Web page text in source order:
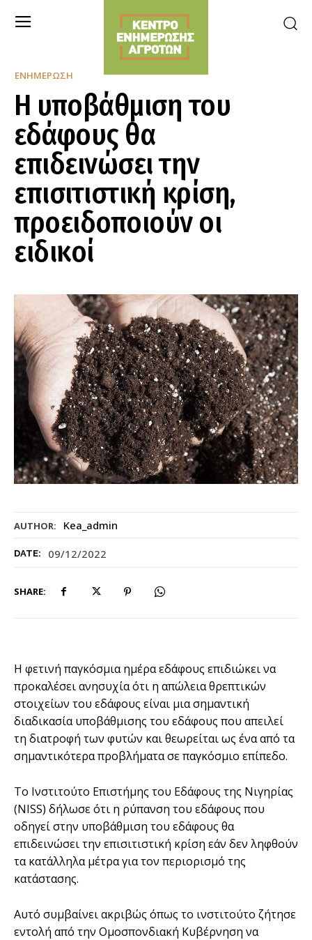
AUTHOR: Kea_admin
DATE: 09/12/2022
SHARE:
ΕΝΗΜΈΡΩΣΗ
Η υποβάθμιση του
εδάφους θα
επιδεινώσει την
επισιτιστική κρίση,
προειδοποιούν οι
ειδικοί
Η φετινή παγκόσμια ημέρα εδάφους επιδιώκει να
προκαλέσει ανησυχία ότι η απώλεια θρεπτικών
στοιχείων του εδάφους είναι μια σημαντική
διαδικασία υποβάθμισης του εδάφους που απειλεί
τη διατροφή των φυτών και θεωρείται ως ένα από τα
σημαντικότερα προβλήματα σε παγκόσμιο επίπεδο.
Το Ινστιτούτο Επιστήμης του Εδάφους της Νιγηρίας
(NISS) δήλωσε ότι η ρύπανση του εδάφους που
οδηγεί στην υποβάθμιση του εδάφους θα
επιδεινώσει την επισιτιστική κρίση εάν δεν ληφθούν
τα κατάλληλα μέτρα για τον περιορισμό της
κατάστασης.
Αυτό συμβαίνει ακριβώς όπως το ινστιτούτο ζήτησε
εντολή από την Ομοσπονδιακή Κυβέρνηση να